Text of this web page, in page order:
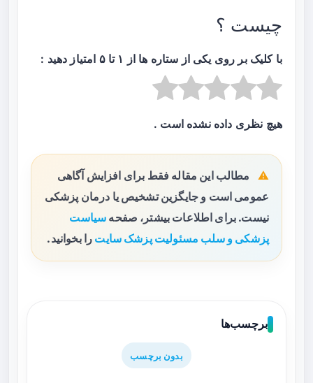
چیست ؟
با کلیک بر روی یکی از ستاره ها از ۱ تا ۵ امتیاز دهید :
هیچ نظری داده نشده است .
مطالب این مقاله فقط برای افزایش آگاهی
عمومی است و جایگزین تشخیص یا درمان پزشکی
نیست. برای اطلاعات بیشتر، صفحه سیاست
پزشکی و سلب مسئولیت پزشک سایت را بخوانید.
برچسب‌ها
بدون برچسب